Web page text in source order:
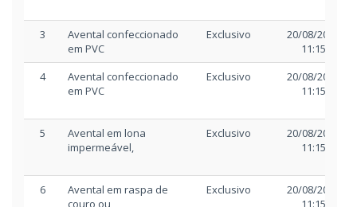
3
Avental confeccionado
em PVC
Exclusivo
20/08/2025
11:15
4
Avental confeccionado
em PVC
Exclusivo
20/08/2025
11:15
5
Avental em lona
impermeável,
Exclusivo
20/08/2025
11:15
6
Avental em raspa de
couro ou
Exclusivo
20/08/2025
11:15